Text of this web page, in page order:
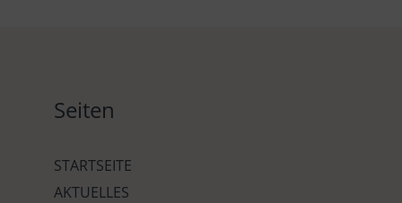
Seiten
STARTSEITE
AKTUELLES